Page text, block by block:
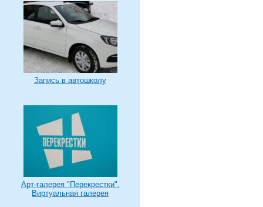
Запись в автошколу
Арт-галерея "Перекрестки".
Виртуальная галерея